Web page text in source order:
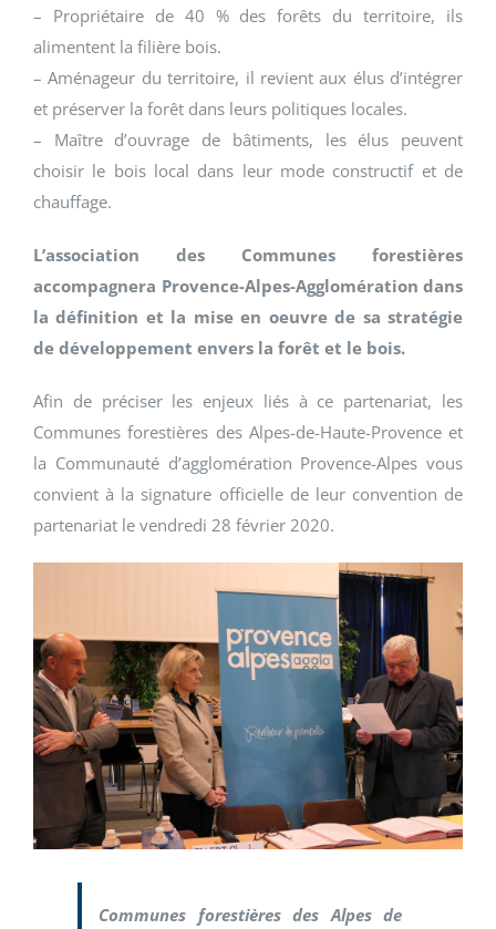
– Propriétaire de 40 % des forêts du territoire, ils
alimentent la filière bois.
– Aménageur du territoire, il revient aux élus d’intégrer
et préserver la forêt dans leurs politiques locales.
– Maître d’ouvrage de bâtiments, les élus peuvent
choisir le bois local dans leur mode constructif et de
chauffage.
L’association des Communes forestières
accompagnera Provence-Alpes-Agglomération dans
la définition et la mise en oeuvre de sa stratégie
de développement envers la forêt et le bois.
Afin de préciser les enjeux liés à ce partenariat, les
Communes forestières des Alpes-de-Haute-Provence et
la Communauté d’agglomération Provence-Alpes vous
convient à la signature officielle de leur convention de
partenariat le vendredi 28 février 2020.
Communes forestières des Alpes de